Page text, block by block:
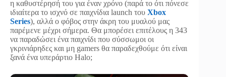
η καθυστέρησή του για έναν χρόνο (παρά το ότι πόνεσε
ιδιαίτερα το ισχνό σε παιχνίδια launch του Xbox
Series), αλλά ο φόβος στην άκρη του μυαλού μας
παρέμενε μέχρι σήμερα. Θα μπορέσει επιτέλους η 343
να παραδώσει ένα παιχνίδι που σύσσωμοι οι
γκρινιάρηδες και μη gamers θα παραδεχθούμε ότι είναι
ξανά ένα υπεράρτιο Halo;